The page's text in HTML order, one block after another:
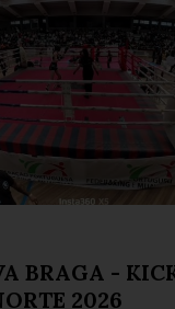
BRAGA -
2026